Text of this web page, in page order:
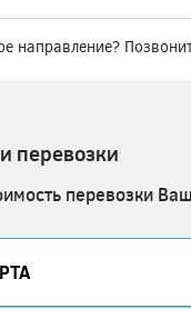
направление?
перевозки
перевозки